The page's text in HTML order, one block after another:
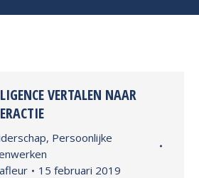
VERTALEN NAAR
, Persoonlijke
15 februari 2019